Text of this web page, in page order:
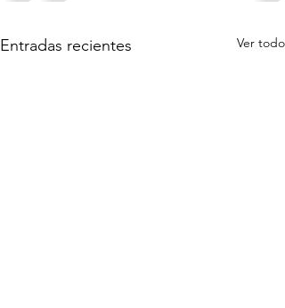
Entradas recientes Ver todo